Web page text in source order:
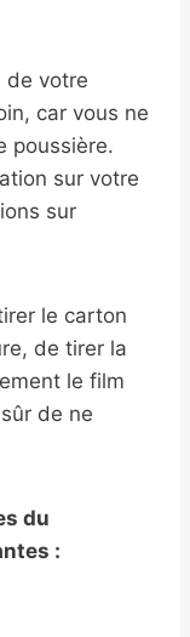
de votre
car vous ne
poussière.
sur votre
sur
le carton
de tirer la
le film
de ne
du
: